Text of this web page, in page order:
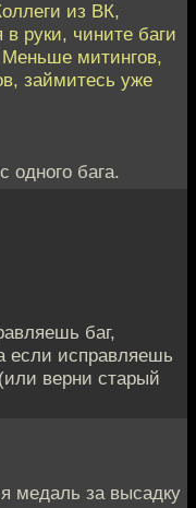
из ВК,
руки, чините баги
Меньше митингов,
займитесь уже
одного бага.
баг,
если исправляешь
верни старый
медаль за высадку